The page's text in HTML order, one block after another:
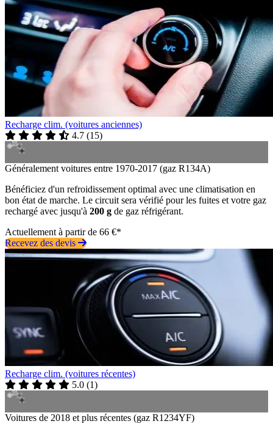
Recharge clim. (voitures anciennes)
4.7 (15)
Généralement voitures entre 1970-2017 (gaz R134A)
Bénéficiez d'un refroidissement optimal avec une climatisation en
bon état de marche. Le circuit sera vérifié pour les fuites et votre gaz
rechargé avec jusqu'à 200 g de gaz réfrigérant.
Actuellement à partir de 66 €*
Recevez des devis
Recharge clim. (voitures récentes)
5.0 (1)
Voitures de 2018 et plus récentes (gaz R1234YF)